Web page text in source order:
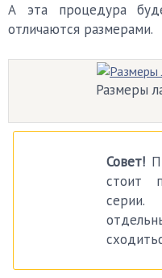
А эта процедура
отличаются размерами.
Размеры
Совет!
стоит